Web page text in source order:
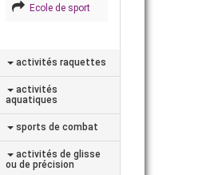
Ecole de sport
activités raquettes
activités
aquatiques
sports de combat
activités de glisse
ou de précision